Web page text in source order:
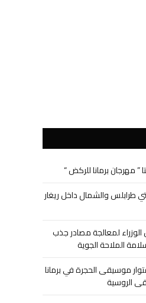
” مهرجان برمانا للركض “
طرابلس والشمال داخل ريغار
لمعالجة مصادر جذب
الملاحة الجوية
موسيقى الحجرة في برمانا
الروسية